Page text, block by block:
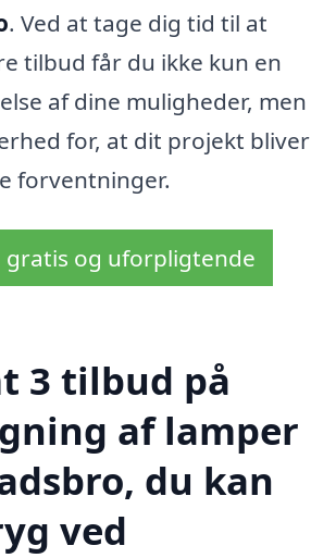
. Ved at tage dig tid til at
tilbud får du ikke kun en
af dine muligheder, men
for, at dit projekt bliver
forventninger.
gratis og uforpligtende
3 tilbud på
af lamper
du kan
ved